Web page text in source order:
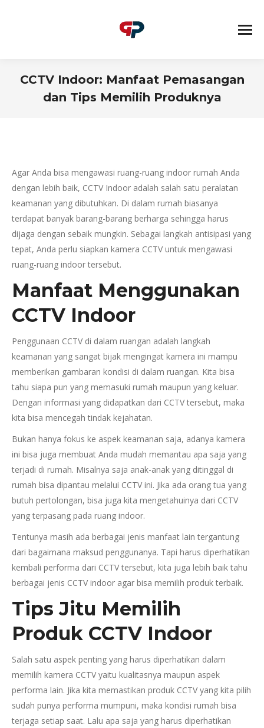
CCTV Indoor: Manfaat Pemasangan
dan Tips Memilih Produknya
Agar Anda bisa mengawasi ruang-ruang indoor rumah Anda
dengan lebih baik, CCTV Indoor adalah salah satu peralatan
keamanan yang dibutuhkan. Di dalam rumah biasanya
terdapat banyak barang-barang berharga sehingga harus
dijaga dengan sebaik mungkin. Sebagai langkah antisipasi yang
tepat, Anda perlu siapkan kamera CCTV untuk mengawasi
ruang-ruang indoor tersebut.
Manfaat Menggunakan
CCTV Indoor
Penggunaan CCTV di dalam ruangan adalah langkah
keamanan yang sangat bijak mengingat kamera ini mampu
memberikan gambaran kondisi di dalam ruangan. Kita bisa
tahu siapa pun yang memasuki rumah maupun yang keluar.
Dengan informasi yang didapatkan dari CCTV tersebut, maka
kita bisa mencegah tindak kejahatan.
Bukan hanya fokus ke aspek keamanan saja, adanya kamera
ini bisa juga membuat Anda mudah memantau apa saja yang
terjadi di rumah. Misalnya saja anak-anak yang ditinggal di
rumah bisa dipantau melalui CCTV ini. Jika ada orang tua yang
butuh pertolongan, bisa juga kita mengetahuinya dari CCTV
yang terpasang pada ruang indoor.
Tentunya masih ada berbagai jenis manfaat lain tergantung
dari bagaimana maksud penggunanya. Tapi harus diperhatikan
kembali performa dari CCTV tersebut, kita juga lebih baik tahu
berbagai jenis CCTV indoor agar bisa memilih produk terbaik.
Tips Jitu Memilih
Produk CCTV Indoor
Salah satu aspek penting yang harus diperhatikan dalam
memilih kamera CCTV yaitu kualitasnya maupun aspek
performa lain. Jika kita memastikan produk CCTV yang kita pilih
sudah punya performa mumpuni, maka kondisi rumah bisa
terjaga setiap saat. Lalu apa saja yang harus diperhatikan